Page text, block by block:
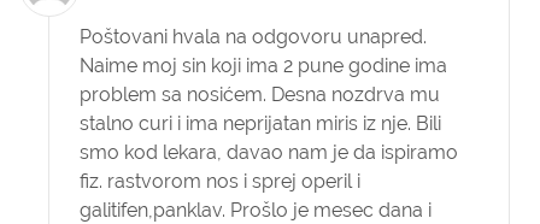
Poštovani hvala na odgovoru unapred.
Naime moj sin koji ima 2 pune godine ima
problem sa nosićem. Desna nozdrva mu
stalno curi i ima neprijatan miris iz nje. Bili
smo kod lekara, davao nam je da ispiramo
fiz. rastvorom nos i sprej operil i
galitifen,panklav. Prošlo je mesec dana i